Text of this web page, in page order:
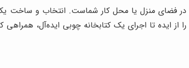
در فضای منزل یا محل کار شماست. انتخاب و ساخت
ایده تا اجرای یک کتابخانه چوبی ایده‌آل، همراهی